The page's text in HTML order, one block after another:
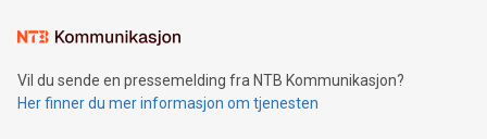
Vil du sende en pressemelding fra NTB Kommunikasjon?
Her finner du mer informasjon om tjenesten